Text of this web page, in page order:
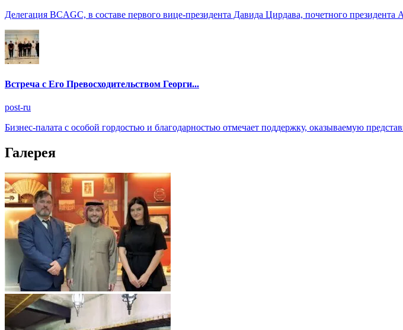
Делегация BCAGC, в составе первого вице-президента Давида Цирдава, почетного президента
Встреча с Его Превосходительством Георги...
post-ru
Бизнес-палата с особой гордостью и благодарностью отмечает поддержку, оказываемую
Галерея